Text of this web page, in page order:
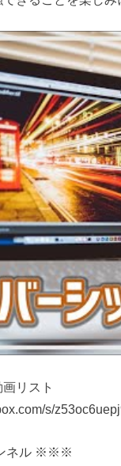
リスト
s/
ネル ※※※